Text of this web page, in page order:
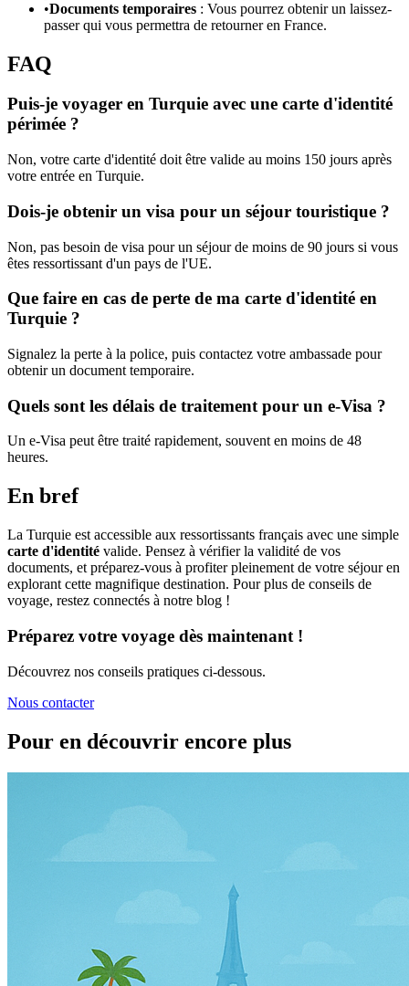
•Documents temporaires : Vous pourrez obtenir un laissez-
passer qui vous permettra de retourner en France.
FAQ
Puis-je voyager en Turquie avec une carte d'identité
périmée ?
Non, votre carte d'identité doit être valide au moins 150 jours après
votre entrée en Turquie.
Dois-je obtenir un visa pour un séjour touristique ?
Non, pas besoin de visa pour un séjour de moins de 90 jours si vous
êtes ressortissant d'un pays de l'UE.
Que faire en cas de perte de ma carte d'identité en
Turquie ?
Signalez la perte à la police, puis contactez votre ambassade pour
obtenir un document temporaire.
Quels sont les délais de traitement pour un e-Visa ?
Un e-Visa peut être traité rapidement, souvent en moins de 48
heures.
En bref
La Turquie est accessible aux ressortissants français avec une simple
carte d'identité valide. Pensez à vérifier la validité de vos
documents, et préparez-vous à profiter pleinement de votre séjour en
explorant cette magnifique destination. Pour plus de conseils de
voyage, restez connectés à notre blog !
Préparez votre voyage dès maintenant !
Découvrez nos conseils pratiques ci-dessous.
Nous contacter
Pour en découvrir encore plus